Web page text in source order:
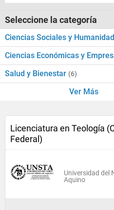
Seleccione la categoría
Ciencias Sociales y
Ciencias Económicas y
Salud y Bienestar (6)
Ver Más
Licenciatura en Teología
Federal)
Universidad del
Aquino